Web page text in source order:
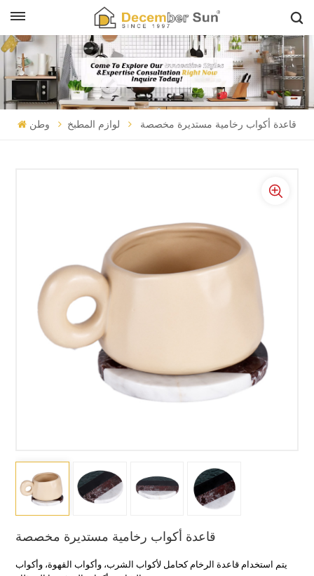
وطن لوازم المطبخ قاعدة أكواب رخامية مستديرة مخصصة
قاعدة أكواب رخامية مستديرة مخصصة
يتم استخدام قاعدة الرخام كحامل لأكواب الشرب، وأكواب القهوة، وأكواب